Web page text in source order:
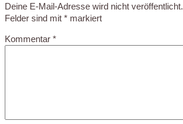
Deine E-Mail-Adresse wird nicht veröffentlicht.
Felder sind mit * markiert
Kommentar *